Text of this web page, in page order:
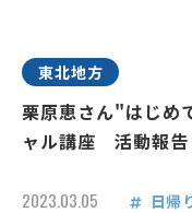
東北地方
栗原恵さん"はじめ
ャル講座 活動報告
2023.03.05 日帰